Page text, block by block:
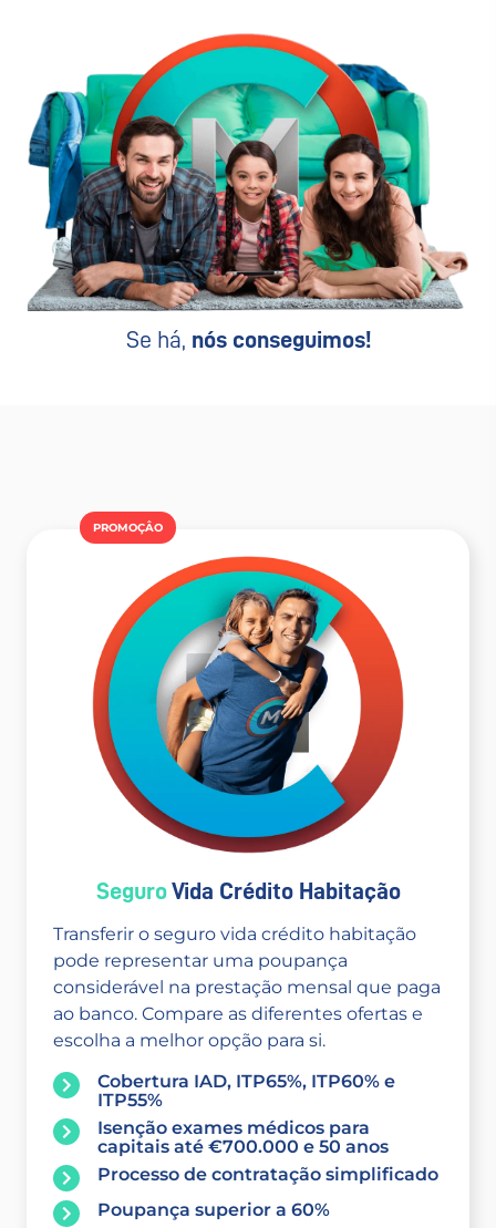
Se há, nós conseguimos!
PROMOÇÂO
SeguroVida Crédito Habitação
Transferir o seguro vida crédito habitação
pode representar uma poupança
considerável na prestação mensal que paga
ao banco. Compare as diferentes ofertas e
escolha a melhor opção para si.
Cobertura IAD, ITP65%, ITP60% e
ITP55%
Isenção exames médicos para
capitais até €700.000 e 50 anos
Processo de contratação simplificado
Poupança superior a 60%